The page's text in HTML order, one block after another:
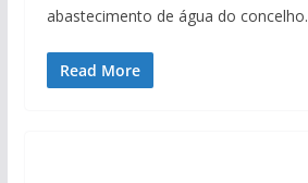
abastecimento de água do concelho.
Read More